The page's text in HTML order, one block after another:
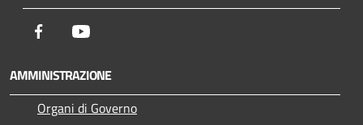
Facebook
AMMINISTRAZIONE
Organi di Governo